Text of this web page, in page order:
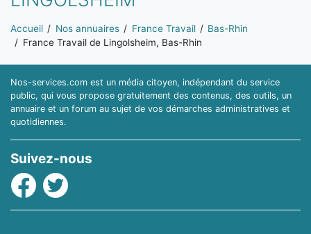
Vous êtes ici:
Accueil Nos annuaires France Travail
Bas-Rhin
France Travail de Lingolsheim, Bas-Rhin
Nos-services.com est un média citoyen, indépendant du service
public, qui vous propose gratuitement des contenus, des outils, un
annuaire et un forum au sujet de vos démarches administratives et
quotidiennes.
Suivez-nous
Facebook
Twitter